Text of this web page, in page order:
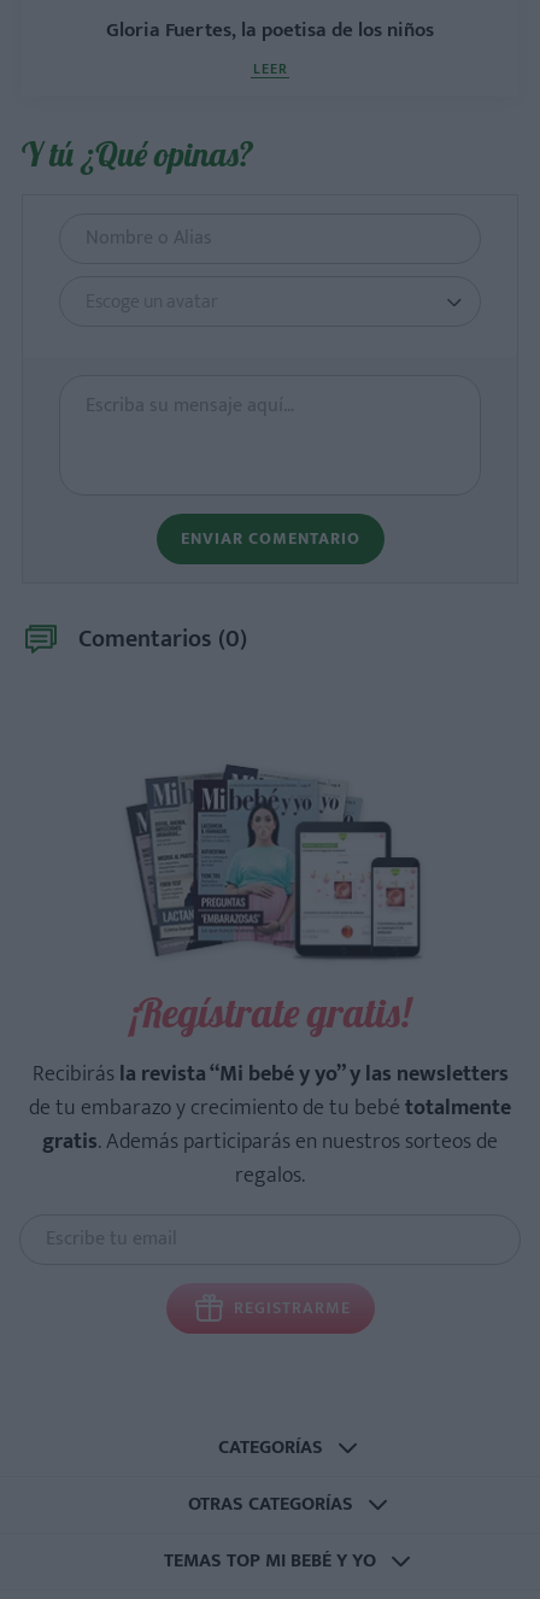
Gloria Fuertes, la poetisa de los niños
LEER
Y tú ¿Qué opinas?
Escoge un avatar
ENVIAR COMENTARIO
Comentarios (0)
¡Regístrate gratis!
Recibirásla revista “Mi bebé y yo” y las newsletters
de tu embarazo y crecimiento de tu bebétotalmente
gratis. Además participarás en nuestros sorteos de
regalos.
REGISTRARME
CATEGORÍAS
OTRAS CATEGORÍAS
TEMAS TOP MI BEBÉ Y YO